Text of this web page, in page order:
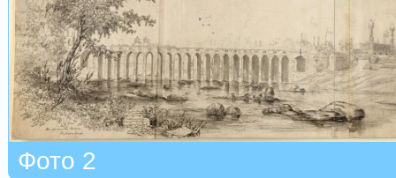
Фото 2